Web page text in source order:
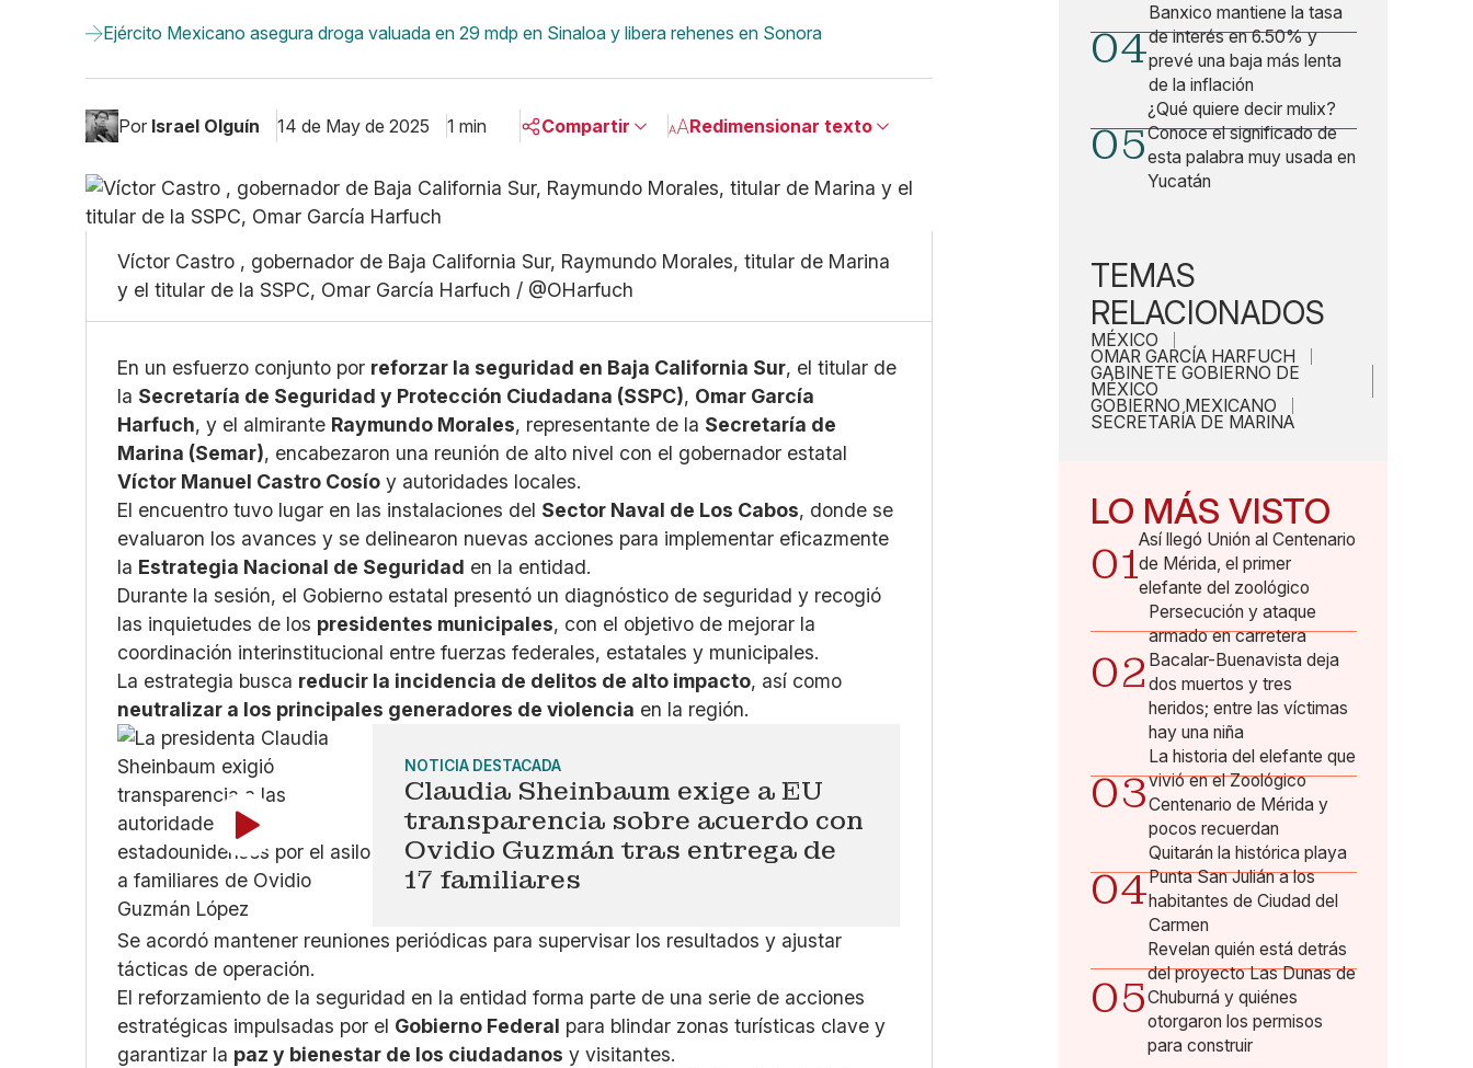
Ejército Mexicano asegura droga valuada en 29 mdp en Sinaloa y libera rehenes en Sonora
Por Israel Olguín 14 de May de 2025 1 min Compartir
Linkedin
Whatsapp
Copiar enlace
Redimensionar texto
Pequeño
Víctor Castro , gobernador de Baja California Sur, Raymundo Morales, titular de Marina
y el titular de la SSPC, Omar García Harfuch / @OHarfuch
En un esfuerzo conjunto por reforzar la seguridad en Baja California Sur, el titular de
la Secretaría de Seguridad y Protección Ciudadana (SSPC), Omar García
Harfuch, y el almirante Raymundo Morales, representante de la Secretaría de
Marina (Semar), encabezaron una reunión de alto nivel con el gobernador estatal
Víctor Manuel Castro Cosío y autoridades locales.
El encuentro tuvo lugar en las instalaciones del Sector Naval de Los Cabos, donde se
evaluaron los avances y se delinearon nuevas acciones para implementar eficazmente
la Estrategia Nacional de Seguridad en la entidad.
Durante la sesión, el Gobierno estatal presentó un diagnóstico de seguridad y recogió
las inquietudes de los presidentes municipales, con el objetivo de mejorar la
coordinación interinstitucional entre fuerzas federales, estatales y municipales.
La estrategia busca reducir la incidencia de delitos de alto impacto, así como
neutralizar a los principales generadores de violencia en la región.
NOTICIA DESTACADA
Claudia Sheinbaum exige a EU
transparencia sobre acuerdo con
Ovidio Guzmán tras entrega de
17 familiares
Se acordó mantener reuniones periódicas para supervisar los resultados y ajustar
tácticas de operación.
El reforzamiento de la seguridad en la entidad forma parte de una serie de acciones
estratégicas impulsadas por el Gobierno Federal para blindar zonas turísticas clave y
garantizar la paz y bienestar de los ciudadanos y visitantes.
04
Banxico mantiene la tasa
de interés en 6.50% y
prevé una baja más lenta
de la inflación
05
¿Qué quiere decir mulix?
Conoce el significado de
esta palabra muy usada en
Yucatán
TEMAS
RELACIONADOS
MÉXICO
OMAR GARCÍA HARFUCH
GABINETE GOBIERNO DE
MÉXICO
GOBIERNO MEXICANO
SECRETARÍA DE MARINA
LO MÁS VISTO
01Así llegó Unión al Centenario
de Mérida, el primer
elefante del zoológico
02
Persecución y ataque
armado en carretera
Bacalar-Buenavista deja
dos muertos y tres
heridos; entre las víctimas
hay una niña
03
La historia del elefante que
vivió en el Zoológico
Centenario de Mérida y
pocos recuerdan
04
Quitarán la histórica playa
Punta San Julián a los
habitantes de Ciudad del
Carmen
05
Revelan quién está detrás
del proyecto Las Dunas de
Chuburná y quiénes
otorgaron los permisos
para construir